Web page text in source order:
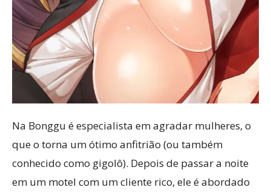
Na Bonggu é especialista em agradar mulheres, o
que o torna um ótimo anfitrião (ou também
conhecido como gigolô). Depois de passar a noite
em um motel com um cliente rico, ele é abordado